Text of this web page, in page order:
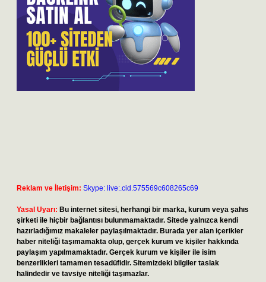
Reklam ve İletişim: Skype: live:.cid.575569c608265c69
Yasal Uyarı: Bu internet sitesi, herhangi bir marka, kurum veya şahıs
şirketi ile hiçbir bağlantısı bulunmamaktadır. Sitede yalnızca kendi
hazırladığımız makaleler paylaşılmaktadır. Burada yer alan içerikler
haber niteliği taşımamakta olup, gerçek kurum ve kişiler hakkında
paylaşım yapılmamaktadır. Gerçek kurum ve kişiler ile isim
benzerlikleri tamamen tesadüfidir. Sitemizdeki bilgiler taslak
halindedir ve tavsiye niteliği taşımazlar.